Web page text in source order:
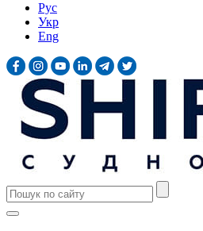
Рус
Укр
Eng